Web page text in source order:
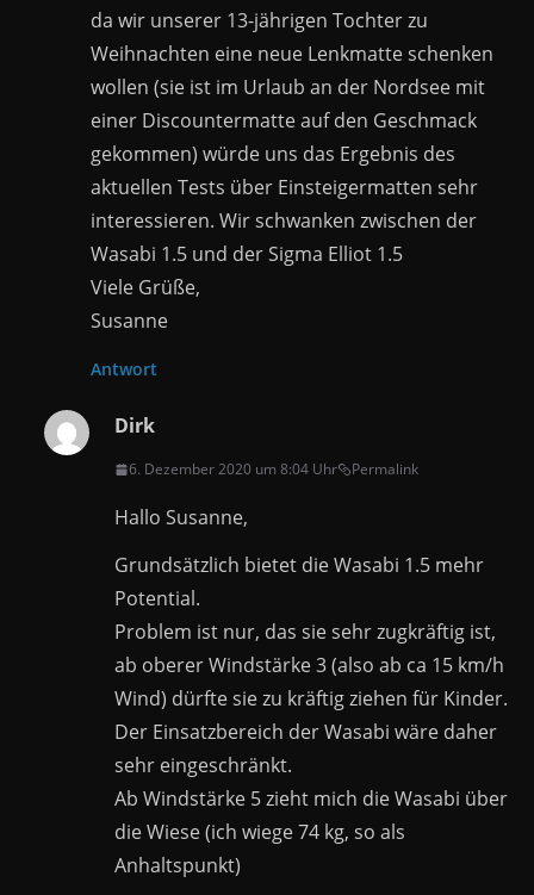
da wir unserer 13-jährigen Tochter zu
Weihnachten eine neue Lenkmatte schenken
wollen (sie ist im Urlaub an der Nordsee mit
einer Discountermatte auf den Geschmack
gekommen) würde uns das Ergebnis des
aktuellen Tests über Einsteigermatten sehr
interessieren. Wir schwanken zwischen der
Wasabi 1.5 und der Sigma Elliot 1.5
Viele Grüße,
Susanne
Antwort
Dirk
6. Dezember 2020 um 8:04 Uhr Permalink
Hallo Susanne,
Grundsätzlich bietet die Wasabi 1.5 mehr
Potential.
Problem ist nur, das sie sehr zugkräftig ist,
ab oberer Windstärke 3 (also ab ca 15 km/h
Wind) dürfte sie zu kräftig ziehen für Kinder.
Der Einsatzbereich der Wasabi wäre daher
sehr eingeschränkt.
Ab Windstärke 5 zieht mich die Wasabi über
die Wiese (ich wiege 74 kg, so als
Anhaltspunkt)